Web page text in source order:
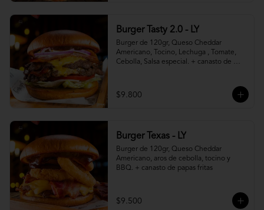
Burger Tasty 2.0 - LY
Burger de 120gr, Queso Cheddar
Americano, Tocino, Lechuga , Tomate,
Cebolla, Salsa especial. + canasto de
$9.800
Burger Texas - LY
Burger de 120gr, Queso Cheddar
Americano, aros de cebolla, tocino y
BBQ. + canasto de papas fritas
$9.500